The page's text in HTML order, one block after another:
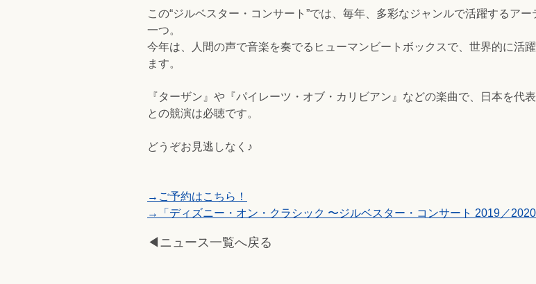
この“ジルベスター・コンサート”では、毎年、多彩なジャンルで活躍するア
一つ。
今年は、人間の声で音楽を奏でるヒューマンビートボックスで、世界的に活
ます。
『ターザン』や『パイレーツ・オブ・カリビアン』などの楽曲で、日本を代
との競演は必聴です。
どうぞお見逃しなく♪
→ご予約はこちら！
→「ディズニー・オン・クラシック 〜ジルベスター・コンサート 2019／2020
◀ニュース一覧へ戻る